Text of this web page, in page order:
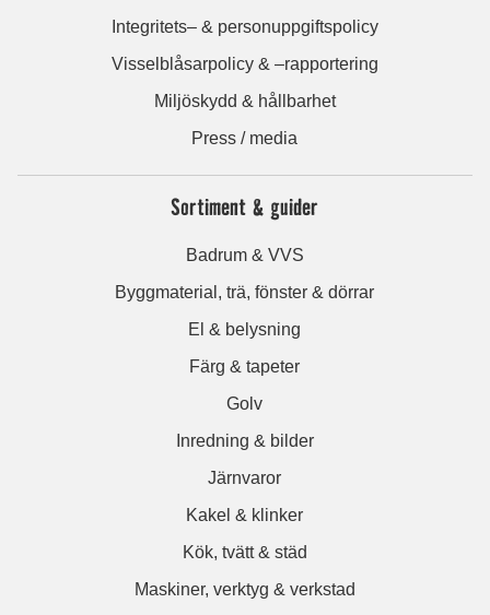
Integritets– & personuppgiftspolicy
Visselblåsarpolicy & –rapportering
Miljöskydd & hållbarhet
Press / media
Sortiment & guider
Badrum & VVS
Byggmaterial, trä, fönster & dörrar
El & belysning
Färg & tapeter
Golv
Inredning & bilder
Järnvaror
Kakel & klinker
Kök, tvätt & städ
Maskiner, verktyg & verkstad